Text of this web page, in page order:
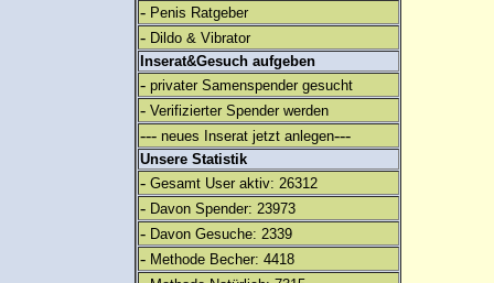
- Penis Ratgeber
- Dildo & Vibrator
Inserat&Gesuch aufgeben
- privater Samenspender gesucht
- Verifizierter Spender werden
--- neues Inserat jetzt anlegen---
Unsere Statistik
- Gesamt User aktiv: 26312
- Davon Spender: 23973
- Davon Gesuche: 2339
- Methode Becher: 4418